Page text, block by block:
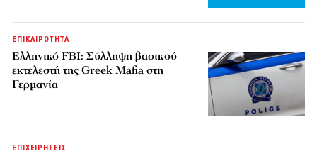
ΕΠΙΚΑΙΡΟΤΗΤΑ
Ελληνικό FBI: Σύλληψη βασικού
εκτελεστή της Greek Mafia στη
Γερμανία
ΕΠΙΧΕΙΡΗΣΕΙΣ